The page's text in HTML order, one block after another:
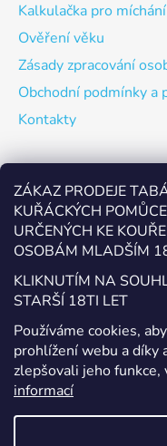
ZÁKAZ PRODEJE
KUŘÁCKÝCH
URČENÝCH KE
OSOBÁM MLADŠÍM
KLIKNUTÍM NA
STARŠÍ 18TI LET
Používáme cookies,
prohlížení webu a díky
zlepšovali jeho
informací
Kalkulačka pro míchání
Ověření věku
Zásady zpracování
Obchodní podmínky a
Kontakty
Odebírat
Vložte svůj e-mail a
nových produktech na
E-mail
Vložením e-mailu
osobních údajů
PŘIHLÁSIT SE